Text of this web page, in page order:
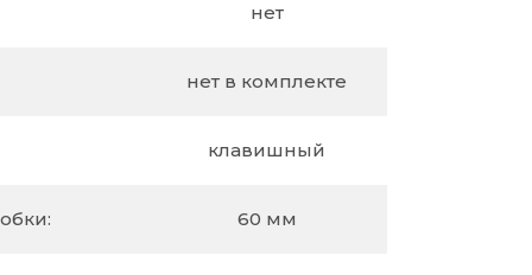
нет
нет в комплекте
клавишный
60 мм